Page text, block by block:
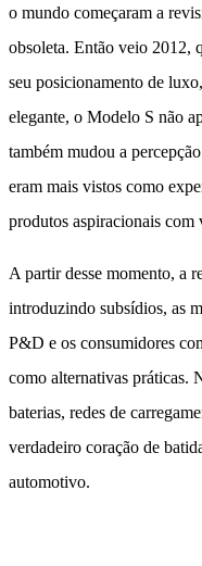
o mundo começaram a
obsoleta. Então veio 2012,
seu posicionamento de
elegante, o Modelo S não
também mudou a
eram mais vistos como
produtos aspiracionais com
A partir desse momento, a
introduzindo subsídios, as
P&D e os consumidores
como alternativas práticas.
baterias, redes de
verdadeiro coração de
automotivo.